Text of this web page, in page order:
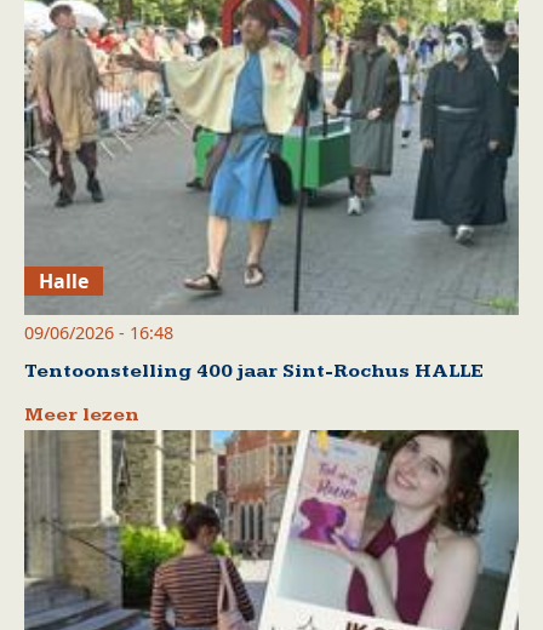
Halle
09/06/2026 - 16:48
Tentoonstelling 400 jaar Sint-Rochus HALLE
Meer lezen